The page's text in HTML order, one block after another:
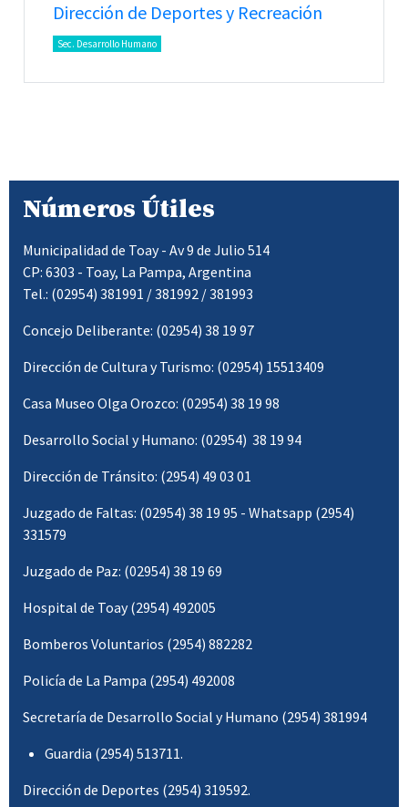
Dirección de Deportes y Recreación
Sec. Desarrollo Humano
Números Útiles
Municipalidad de Toay - Av 9 de Julio 514
CP: 6303 - Toay, La Pampa, Argentina
Tel.: (02954) 381991 / 381992 / 381993
Concejo Deliberante: (02954) 38 19 97
Dirección de Cultura y Turismo: (02954) 15513409
Casa Museo Olga Orozco: (02954) 38 19 98
Desarrollo Social y Humano: (02954) 38 19 94
Dirección de Tránsito: (2954) 49 03 01
Juzgado de Faltas: (02954) 38 19 95 - Whatsapp (2954)
331579
Juzgado de Paz: (02954) 38 19 69
Hospital de Toay (2954) 492005
Bomberos Voluntarios (2954) 882282
Policía de La Pampa (2954) 492008
Secretaría de Desarrollo Social y Humano (2954) 381994
Guardia (2954) 513711.
Dirección de Deportes (2954) 319592.